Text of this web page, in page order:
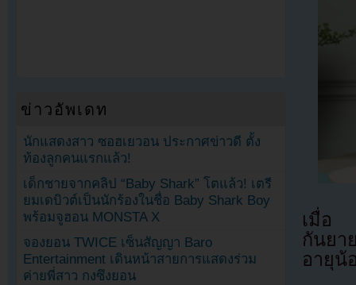
เมื่อ
กันยา
อายุน้
ข่าวอัพเดท
นักแสดงสาว ซอฮเยวอน ประกาศข่าวดี ตั้ง
ท้องลูกคนแรกแล้ว!
เด็กชายจากคลิป “Baby Shark” โตแล้ว! เตรี
ยมเดบิวต์เป็นนักร้องในชื่อ Baby Shark Boy
พร้อมจูฮอน MONSTA X
จองยอน TWICE เซ็นสัญญา Baro
Entertainment เดินหน้าสายการแสดงร่วม
ค่ายพี่สาว กงซึงยอน